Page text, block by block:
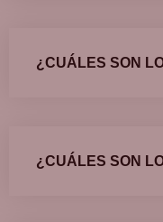
¿CUÁLES SON
¿CUÁLES SON